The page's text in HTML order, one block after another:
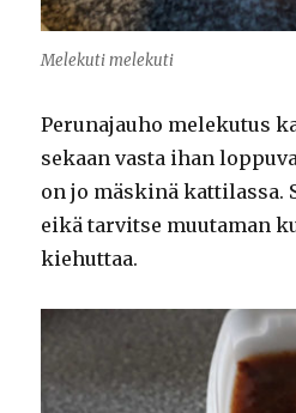
Melekuti melekuti
Perunajauho melekutus
sekaan vasta ihan
on jo mäskinä kattilassa.
eikä tarvitse muutaman
kiehuttaa.